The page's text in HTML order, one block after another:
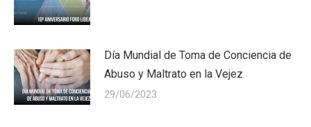
Día Mundial de Toma de Conciencia de
Abuso y Maltrato en la Vejez
29/06/2023